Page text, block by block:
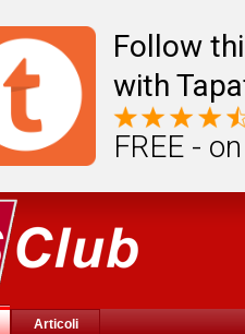
Follow
with
FREE -
Articoli